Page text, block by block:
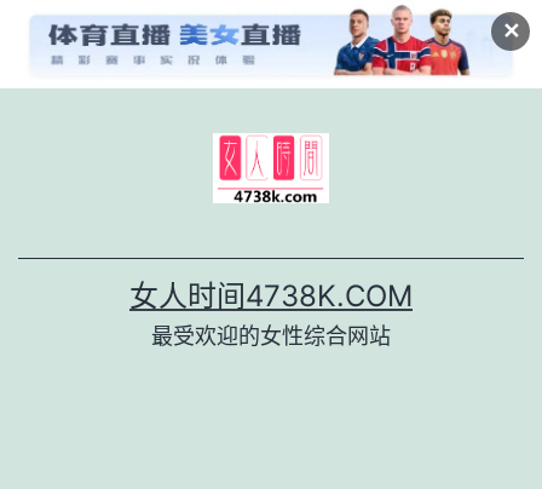
✕
女人时间4738K.COM
最受欢迎的女性综合网站